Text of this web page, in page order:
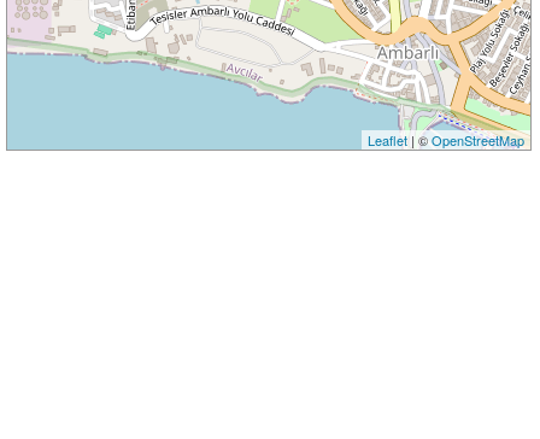
Leaflet| ©OpenStreetMap